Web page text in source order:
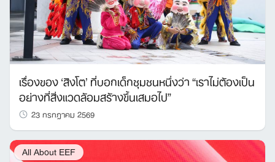
Search
for:
เรื่องของ ‘สิงโต’ ที่บอกเด็กชุมชนหนึ่งว่า “เราไม่ต้องเป็น
อย่างที่สิ่งแวดล้อมสร้างขึ้นเสมอไป”
23 กรกฎาคม 2569
All About EEF